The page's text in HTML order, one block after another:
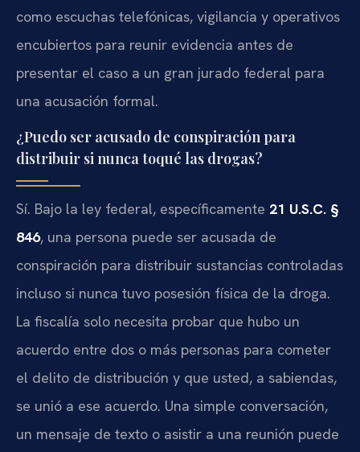
como escuchas telefónicas, vigilancia y operativos
encubiertos para reunir evidencia antes de
presentar el caso a un gran jurado federal para
una acusación formal.
¿Puedo ser acusado de conspiración para
distribuir si nunca toqué las drogas?
Sí. Bajo la ley federal, específicamente 21 U.S.C. §
846, una persona puede ser acusada de
conspiración para distribuir sustancias controladas
incluso si nunca tuvo posesión física de la droga.
La fiscalía solo necesita probar que hubo un
acuerdo entre dos o más personas para cometer
el delito de distribución y que usted, a sabiendas,
se unió a ese acuerdo. Una simple conversación,
un mensaje de texto o asistir a una reunión puede